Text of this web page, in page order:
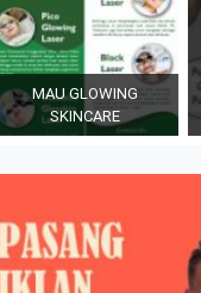
MAU GLOWING
SKINCARE